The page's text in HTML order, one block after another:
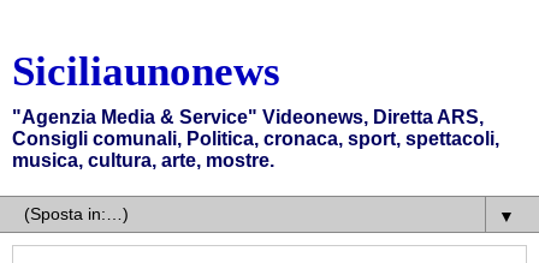
Siciliaunonews
"Agenzia Media & Service" Videonews, Diretta ARS,
Consigli comunali, Politica, cronaca, sport, spettacoli,
musica, cultura, arte, mostre.
▼